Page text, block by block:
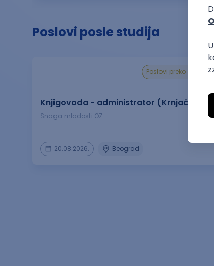
Poslovi posle studija
poslovi preko zadruge
Knjigovođa - administrator (Krnjača)
Snaga mladosti OZ
20.08.2026. Beograd